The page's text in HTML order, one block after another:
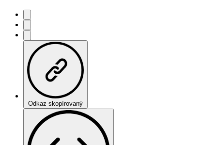
Odkaz skopírovaný